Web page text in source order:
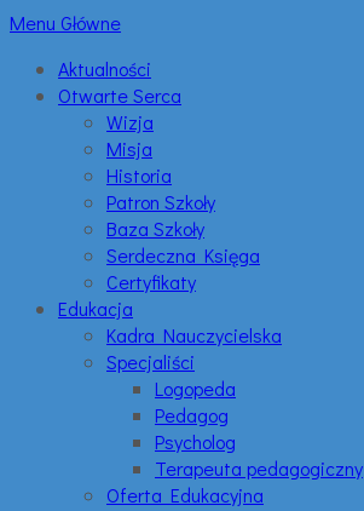
Menu Główne
Aktualności
Otwarte Serca
Wizja
Misja
Historia
Patron Szkoły
Baza Szkoły
Serdeczna Księga
Certyfikaty
Edukacja
Kadra Nauczycielska
Specjaliści
Logopeda
Pedagog
Psycholog
Terapeuta pedagogiczny
Oferta Edukacyjna